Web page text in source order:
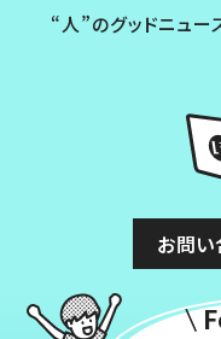
“人”のグッドニュー
お問